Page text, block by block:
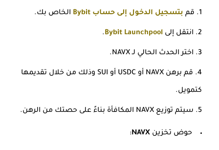
قم بتسجيل الدخول إلى حساب Bybit الخاص بك.
انتقل إلى Bybit Launchpool
.
اختر الحدث الحالي لـNAVX
.
قم برهن NAVX أو USDC أو SUI وذلك من خلال تقديمها
كتمويل.
سيتم توزيع NAVX المكافأة بناءً على حصتك من الرهن.
حوض تخزين NAVX
: